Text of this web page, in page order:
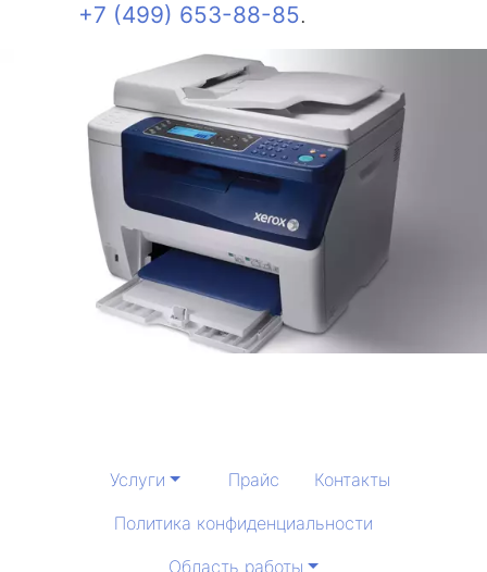
+7 (499) 653-88-85.
Услуги Прайс
Контакты
Политика конфиденциальности
Область работы